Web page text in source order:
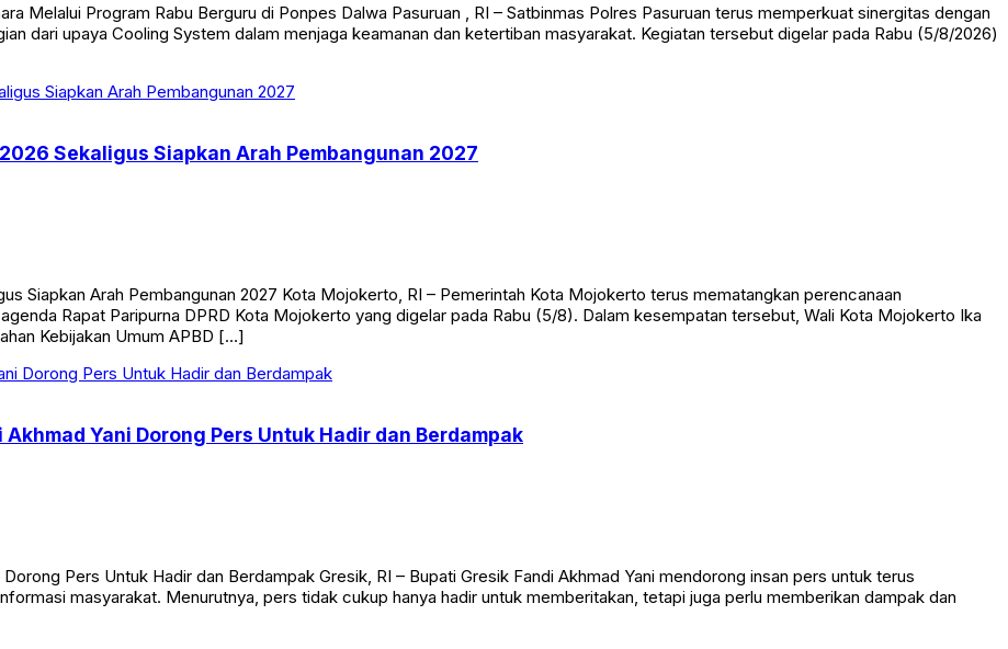
Melalui Program Rabu Berguru di Ponpes Dalwa Pasuruan , RI – Satbinmas Polres Pasuruan terus memperkuat sinergitas dengan
dari upaya Cooling System dalam menjaga keamanan dan ketertiban masyarakat. Kegiatan tersebut digelar pada Rabu (5/8/2026)
Sekaligus Siapkan Arah Pembangunan 2027
Siapkan Arah Pembangunan 2027 Kota Mojokerto, RI – Pemerintah Kota Mojokerto terus mematangkan perencanaan
Rapat Paripurna DPRD Kota Mojokerto yang digelar pada Rabu (5/8). Dalam kesempatan tersebut, Wali Kota Mojokerto Ika
Kebijakan Umum APBD […]
Yani Dorong Pers Untuk Hadir dan Berdampak
Pers Untuk Hadir dan Berdampak Gresik, RI – Bupati Gresik Fandi Akhmad Yani mendorong insan pers untuk terus
masyarakat. Menurutnya, pers tidak cukup hanya hadir untuk memberitakan, tetapi juga perlu memberikan dampak dan